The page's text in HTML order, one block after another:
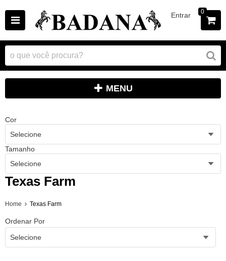
Entrar 0
MENU
Cor
Selecione
Tamanho
Selecione
Texas Farm
Home Texas Farm
Ordenar Por
Selecione